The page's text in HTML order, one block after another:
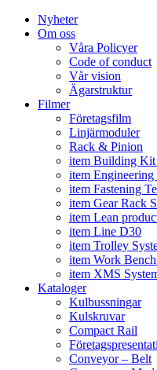
Nyheter
Om oss
Våra Policyer
Code of conduct
Vår vision
Ägarstruktur
Filmer
Företagsfilm
Linjärmoduler
Rack & Pinion
item Building Kit
item Engineering
item Fastening
item Gear Rack
item Lean
item Line D30
item Trolley
item Work
item XMS
Kataloger
Kulbussningar
Kulskruvar
Compact Rail
Conveyor – Belt